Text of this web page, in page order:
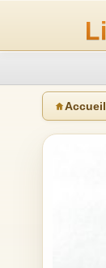
Accueil